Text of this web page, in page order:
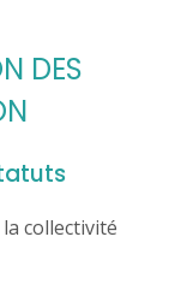
DES
collectivité